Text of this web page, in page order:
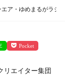
エア・ゆめまるがラジ
Pocket
リエイター集団